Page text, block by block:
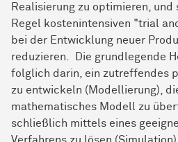
Realisierung zu optimieren,
Regel kostenintensiven "trial
bei der Entwicklung neuer
reduzieren. Die grundlegende
folglich darin, ein zutreffendes
zu entwickeln (Modellierung),
mathematisches Modell zu
schließlich mittels eines